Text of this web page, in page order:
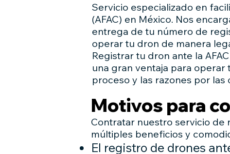
Servicio especializado en
(AFAC) en México. Nos
entrega de tu número de
operar tu dron de manera
Registrar tu dron ante la
una gran ventaja para
proceso y las razones por
Motivos para
Contratar nuestro servicio de
múltiples beneficios y
El registro de drones